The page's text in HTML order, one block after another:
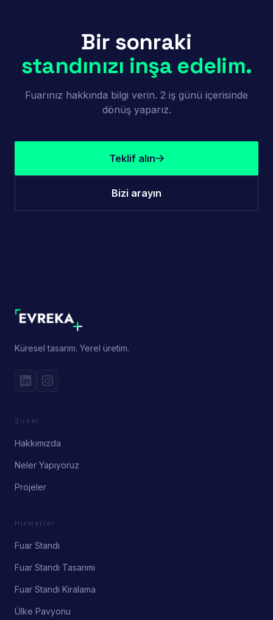
Bir sonraki
standınızı inşa edelim.
Fuarınız hakkında bilgi verin. 2 iş günü içerisinde
dönüş yaparız.
Teklif alın
Bizi arayın
Küresel tasarım. Yerel üretim.
Şirket
Hakkımızda
Neler Yapıyoruz
Projeler
Hizmetler
Fuar Standı
Fuar Standı Tasarımı
Fuar Standı Kiralama
Ülke Pavyonu